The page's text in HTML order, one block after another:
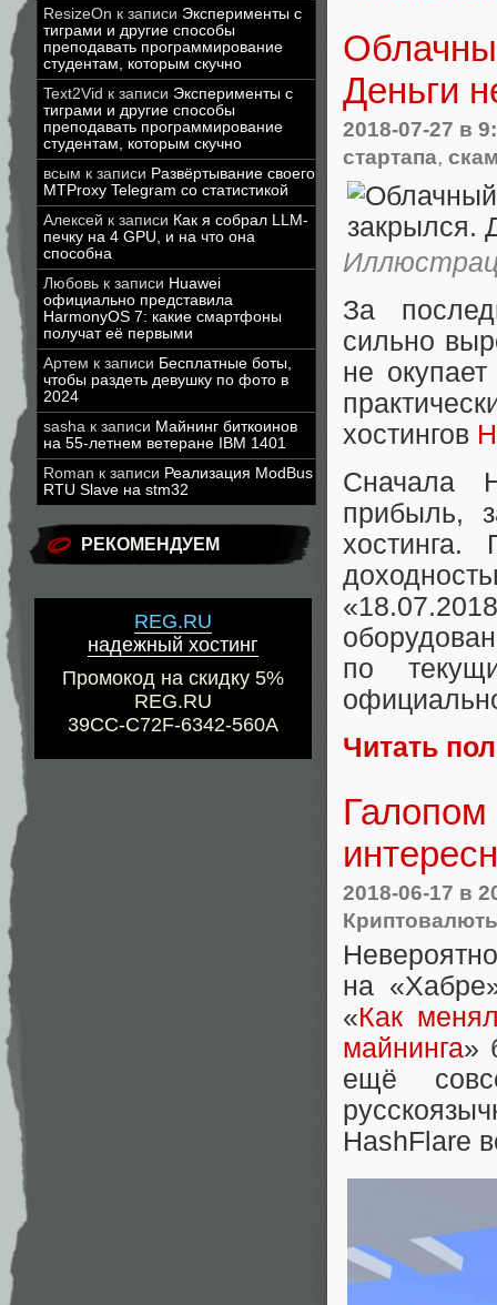
ResizeOn к записи Эксперименты с
тиграми и другие способы
преподавать программирование
студентам, которым скучно
Text2Vid к записи Эксперименты с
тиграми и другие способы
преподавать программирование
студентам, которым скучно
всым к записи Развёртывание своего
MTProxy Telegram со статистикой
Алексей к записи Как я собрал LLM-
печку на 4 GPU, и на что она
способна
Любовь к записи Huawei
официально представила
HarmonyOS 7: какие смартфоны
получат её первыми
Артем к записи Бесплатные боты,
чтобы раздеть девушку по фото в
2024
sasha к записи Майнинг биткоинов
на 55-летнем ветеране IBM 1401
Roman к записи Реализация ModBus
RTU Slave на stm32
РЕКОМЕНДУЕМ
REG.RU
надежный хостинг
Промокод на скидку 5%
REG.RU
39CC-C72F-6342-560A
Деньги
2018-07-27 в
стартапа,
За
сильно
не
хостингов
Сначала
прибыль,
хостинга.
по
Читать
Галопом
2018-06-17 в
на
«Как
майнинга»
ещё
HashFlare